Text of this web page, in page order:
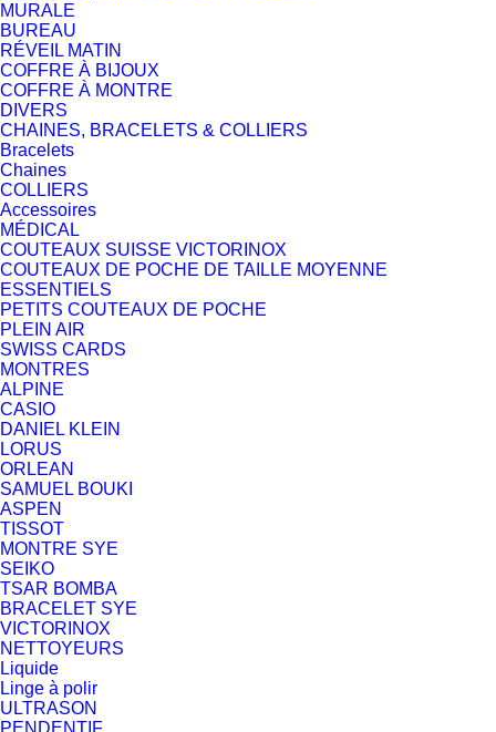
MURALE
BUREAU
RÉVEIL MATIN
COFFRE À BIJOUX
COFFRE À MONTRE
DIVERS
CHAINES, BRACELETS & COLLIERS
Bracelets
Chaines
COLLIERS
Accessoires
MÉDICAL
COUTEAUX SUISSE VICTORINOX
COUTEAUX DE POCHE DE TAILLE MOYENNE
ESSENTIELS
PETITS COUTEAUX DE POCHE
PLEIN AIR
SWISS CARDS
MONTRES
ALPINE
CASIO
DANIEL KLEIN
LORUS
ORLEAN
SAMUEL BOUKI
ASPEN
TISSOT
MONTRE SYE
SEIKO
TSAR BOMBA
BRACELET SYE
VICTORINOX
NETTOYEURS
Liquide
Linge à polir
ULTRASON
PENDENTIF